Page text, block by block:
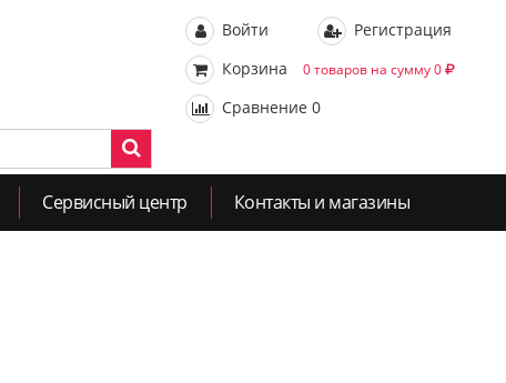
Войти
Регистрация
Корзина
0 товаров на сумму 0
Сравнение 0
Сервисный центр Контакты и магазины